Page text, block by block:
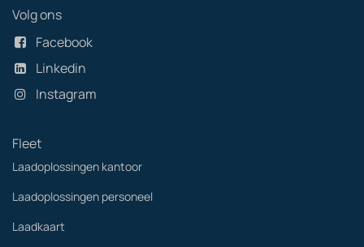
Volg ons
Facebook
Linkedin
Instagram
Fleet
Laadoplossingen kantoor
Laadoplossingen personeel
Laadkaart